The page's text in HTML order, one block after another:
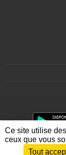
Envie de
Ce site utilise
ceux que vous
Tout